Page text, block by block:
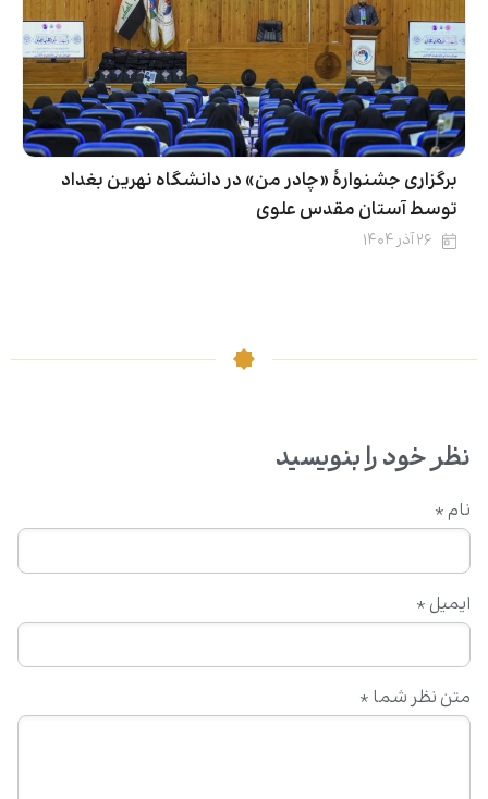
برگزاری جشنوارۀ «چادر من» در دانشگاه نهرین بغداد
توسط آستان مقدس علوی
۲۶ آذر ۱۴۰۴
نظر خود را بنویسید
متن نظر شما *
نام *
ایمیل *